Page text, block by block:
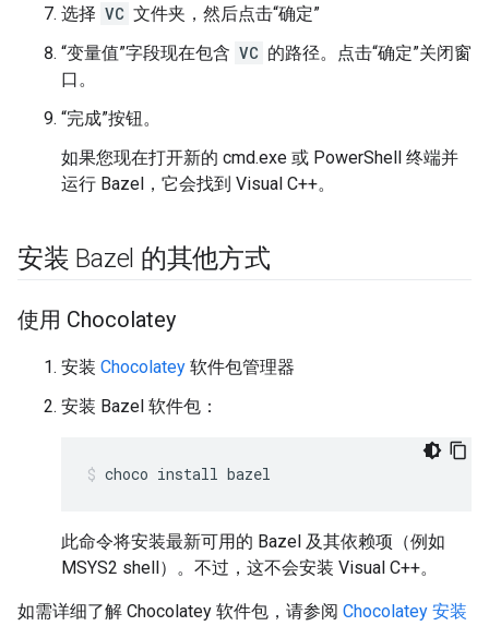
选择 VC 文件夹，然后点击“确定”
“变量值”字段现在包含 VC 的路径。点击“确定”关闭窗
口。
“完成”按钮。
如果您现在打开新的 cmd.exe 或 PowerShell 终端并
运行 Bazel，它会找到 Visual C++。
安装 Bazel 的其他方式
使用 Chocolatey
安装 Chocolatey 软件包管理器
安装 Bazel 软件包：
choco install bazel
此命令将安装最新可用的 Bazel 及其依赖项（例如
MSYS2 shell）。不过，这不会安装 Visual C++。
如需详细了解 Chocolatey 软件包，请参阅 Chocolatey 安装